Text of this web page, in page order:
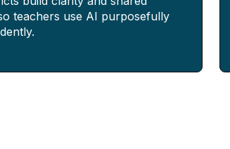
teachers use AI purposefully